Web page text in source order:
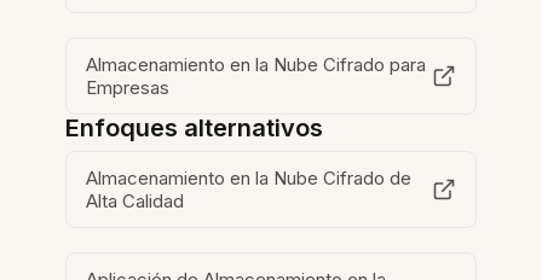
Almacenamiento en la Nube Cifrado para
Empresas
Enfoques alternativos
Almacenamiento en la Nube Cifrado de
Alta Calidad